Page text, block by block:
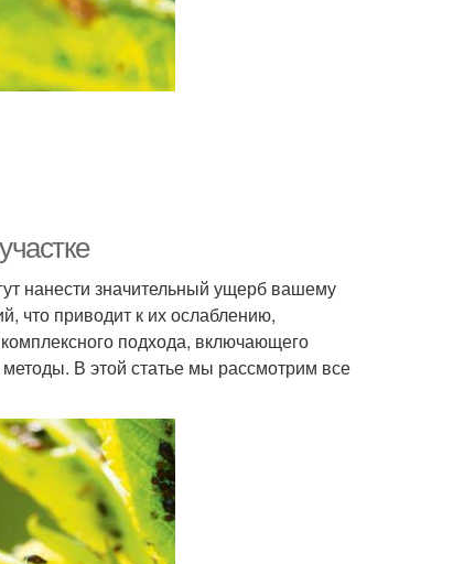
нанести значительный ущерб вашему
что приводит к их ослаблению,
подхода, включающего
В этой статье мы рассмотрим все